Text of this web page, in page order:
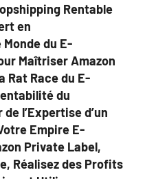
Rentable
en
du E-
Maîtriser Amazon
Rat Race du E-
du
l’Expertise d’un
Empire E-
Private Label,
Réalisez des Profits